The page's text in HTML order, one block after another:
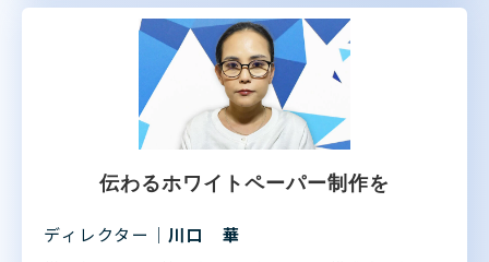
伝わるホワイトペーパー制作を
ディレクター｜ 川口 華